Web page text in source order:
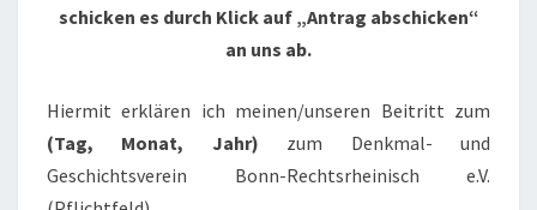
schicken es durch Klick auf „Antrag abschicken“
an uns ab.
Hiermit erklären ich meinen/unseren Beitritt zum
(Tag, Monat, Jahr) zum Denkmal- und
Geschichtsverein Bonn-Rechtsrheinisch e.V.